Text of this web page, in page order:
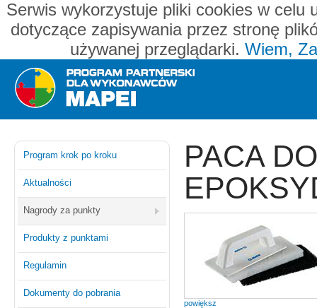
Serwis wykorzystuje pliki cookies w celu
dotyczące zapisywania przez stronę
używanej przeglądarki. Wiem,
Program krok po kroku
Aktualności
Nagrody za punkty
Produkty z punktami
Regulamin
Dokumenty do pobrania
PACA
powiększ